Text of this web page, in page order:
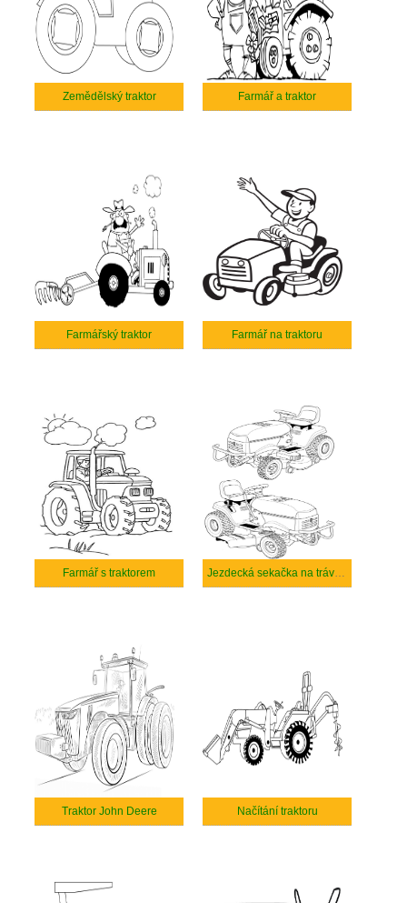
Zemědělský traktor Farmář a traktor
Farmářský traktor Farmář na traktoru
Farmář s traktorem Jezdecká sekačka na trávu Husqvarna
Traktor John Deere Načítání traktoru